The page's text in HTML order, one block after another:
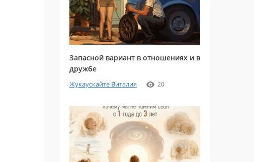
Запасной вариант в отношениях и в
дружбе
Жукаускайте Виталия 20